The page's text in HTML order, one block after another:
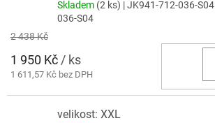
Skladem (2 ks) | JK941-712-036-S04
036-S04
2 438 Kč
1 950 Kč/ ks
1 611,57 Kč bez DPH
velikost: XXL